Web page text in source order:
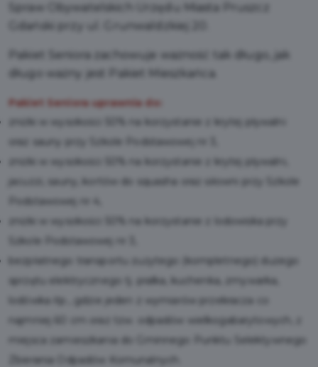
Spraw Obywatelskich Urzędu Miasta Pruszcz
Gdański przy ul. Grunwaldzkiej 20.
Pakiet Seniora zachowuje ważność tak długo, jak
długo ważny jest Pakiet Mieszkańca.
Pakiet Seniora uprawnia do:
zniżki w wysokości 50% na korzystanie z krytej pływalni
oraz sauny przy Szkole Podstawowej nr 3,
zniżki w wysokości 50% na korzystanie z krytej pływalni,
jacuzzi, sauny, kortów do squasha oraz siłowni przy Szkole
Podstawowej nr 4,
zniżki w wysokości 50% na korzystanie z lodowiska przy
Szkole Podstawowej nr 3,
bezpłatnego transportu zużytego (kompletnego) dużego
sprzętu elektrycznego tj. pralka, kuchenka, zmywarka,
lodówka itp., gdzie jeden z wymiarów przekracza co
najmniej 60 cm oraz tzw. odpadów wielkogabarytowych, z
miejsca zamieszkania do Gminnego Punktu Selektywnego
Zbierania Odpadów Komunalnych.